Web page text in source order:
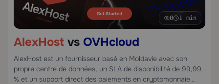
0 1 min
AlexHost vs OVHcloud
AlexHost est un fournisseur basé en Moldavie avec son
propre centre de données, un SLA de disponibilité de 99,99
% et un support direct des paiements en cryptomonnaie